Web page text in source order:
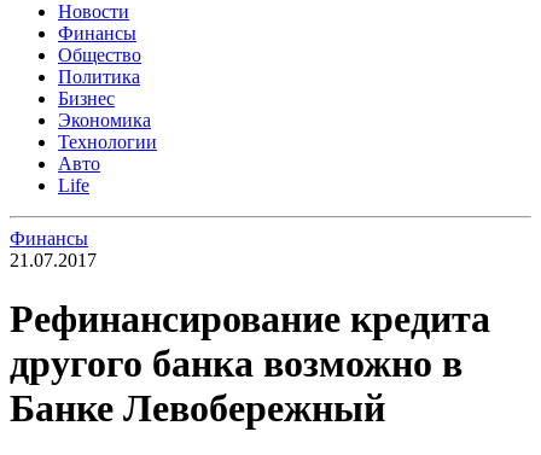
Новости
Финансы
Общество
Политика
Бизнес
Экономика
Технологии
Авто
Life
Финансы
21.07.2017
Рефинансирование кредита
другого банка возможно в
Банке Левобережный